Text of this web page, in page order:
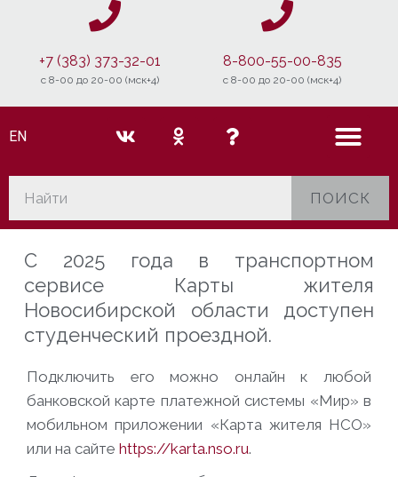
+7 (383) 373-32-01
c 8-00 до 20-00 (мск+4)
8-800-55-00-835
c 8-00 до 20-00 (мск+4)
EN
ПОИСК
С 2025 года в транспортном
сервисе Карты жителя
Новосибирской области доступен
студенческий проездной.
Подключить его можно онлайн к любой
банковской карте платежной системы «Мир» в
мобильном приложении «Карта жителя НСО»
или на сайте https://karta.nso.ru.